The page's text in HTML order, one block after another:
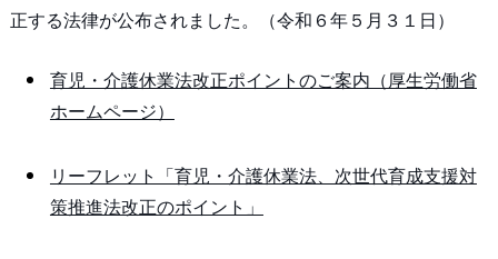
正する法律が公布されました。（令和６年５月３１日）
育児・介護休業法改正ポイントのご案内（厚生労働省
ホームページ）
リーフレット「育児・介護休業法、次世代育成支援対
策推進法改正のポイント」